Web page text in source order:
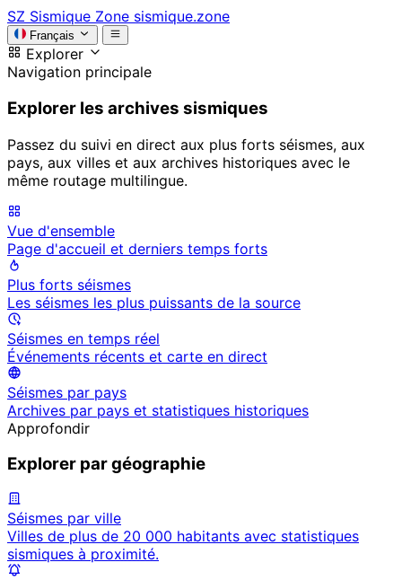
SZ Sismique Zone sismique.zone
Français
Explorer
Navigation principale
Explorer les archives sismiques
Passez du suivi en direct aux plus forts séismes, aux
pays, aux villes et aux archives historiques avec le
même routage multilingue.
Vue d'ensemble
Page d'accueil et derniers temps forts
Plus forts séismes
Les séismes les plus puissants de la source
Séismes en temps réel
Événements récents et carte en direct
Séismes par pays
Archives par pays et statistiques historiques
Approfondir
Explorer par géographie
Séismes par ville
Villes de plus de 20 000 habitants avec statistiques
sismiques à proximité.